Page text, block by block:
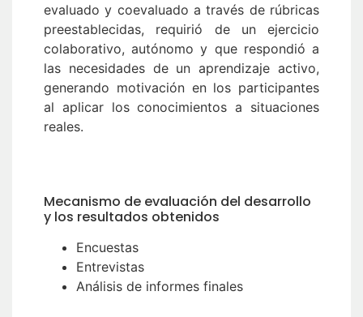
evaluado y coevaluado a través de rúbricas
preestablecidas, requirió de un ejercicio
colaborativo, autónomo y que respondió a
las necesidades de un aprendizaje activo,
generando motivación en los participantes
al aplicar los conocimientos a situaciones
reales.
Mecanismo de evaluación del desarrollo
y los resultados obtenidos
Encuestas
Entrevistas
Análisis de informes finales